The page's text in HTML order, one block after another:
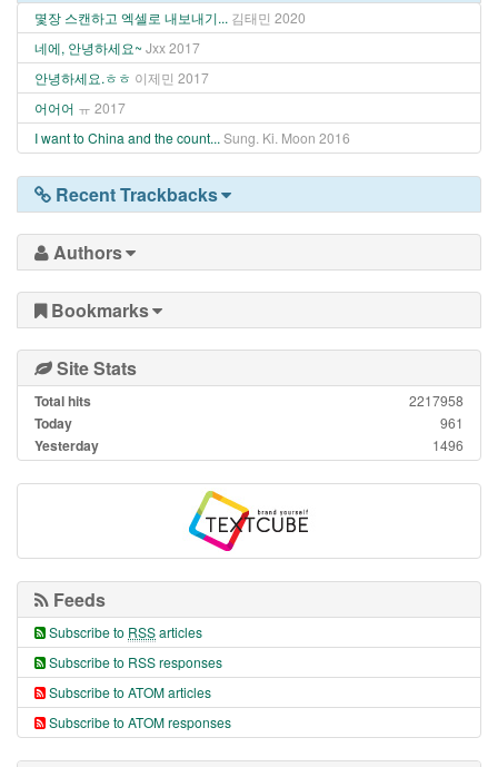
몇장 스캔하고 엑셀로 내보내기... 김태민 2020
네에, 안녕하세요~ Jxx2017
안녕하세요.ㅎㅎ 이제민 2017
어어어 ㅠ 2017
I want to China and the count... Sung. Ki. Moon 2016
Recent Trackbacks
Authors
Bookmarks
Site Stats
Total hits 2217958
Today 961
Yesterday 1496
Feeds
Subscribe to RSSarticles
Subscribe to RSS responses
Subscribe to ATOM articles
Subscribe to ATOM responses